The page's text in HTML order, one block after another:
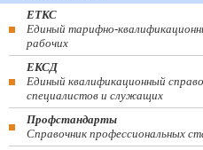
ЕТКС
Единый тарифно-
рабочих
ЕКСД
Единый квалификационный
специалистов и служащих
Профстандарты
Справочник профессиональных